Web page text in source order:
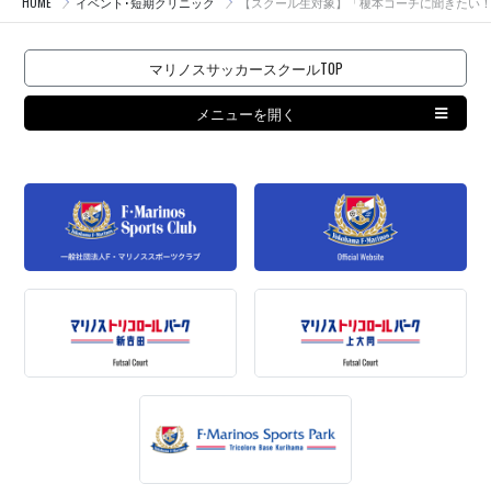
マリノスサッカースクールTOP
メニューを開く